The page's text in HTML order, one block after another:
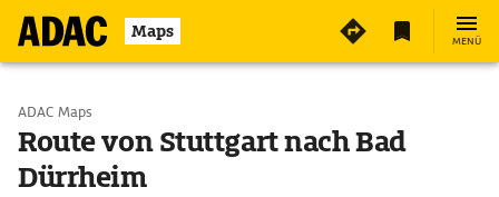
Maps MENÜ
Start wählen
Ziel eingeben
ADAC Maps
Route von Stuttgart nach Bad
Dürrheim